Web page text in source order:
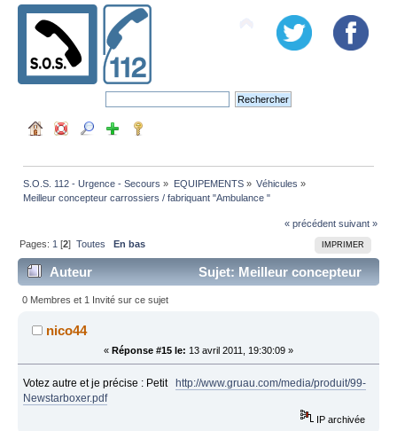
S.O.S. 112 - Urgence - Secours » EQUIPEMENTS» Véhicules »
Meilleur concepteur carrossiers / fabriquant "Ambulance "
« précédent suivant »
IMPRIMER
Pages: 1 [2]Toutes En bas
Auteur
Sujet: Meilleur concepteur
carrossiers / fabriquant "Ambulance " (Lu 79780 fois)
0 Membres et 1 Invité sur ce sujet
nico44
« Réponse #15 le: 13 avril 2011, 19:30:09 »
Votez autre et je précise : Petithttp://www.gruau.com/media/produit/99-
Newstarboxer.pdf
IP archivée